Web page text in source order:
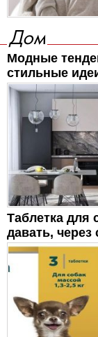
Дом
Модные
стильные
Таблетка для
давать, через